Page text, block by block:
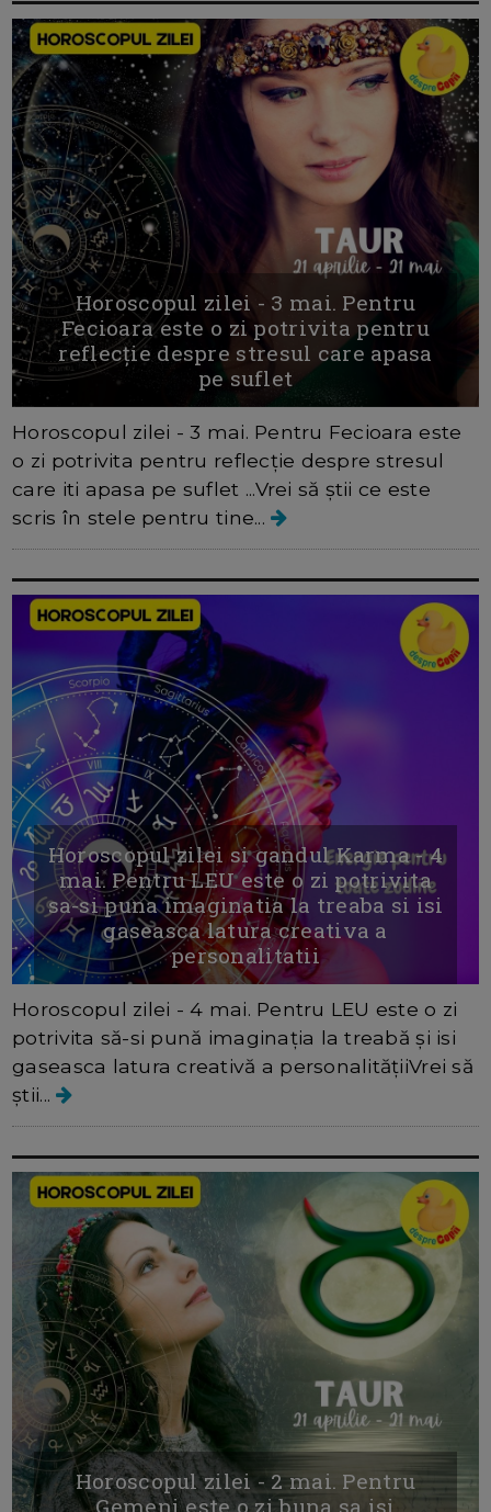
Horoscopul zilei - 3 mai. Pentru
Fecioara este o zi potrivita pentru
reflecție despre stresul care apasa
pe suflet
Horoscopul zilei - 3 mai. Pentru Fecioara este
o zi potrivita pentru reflecție despre stresul
care iti apasa pe suflet ...Vrei să știi ce este
scris în stele pentru tine...
Horoscopul zilei si gandul Karma - 4
mai. Pentru LEU este o zi potrivita
sa-si puna imaginatia la treaba si isi
gaseasca latura creativa a
personalitatii
Horoscopul zilei - 4 mai. Pentru LEU este o zi
potrivita să-si pună imaginația la treabă și isi
gaseasca latura creativă a personalitățiiVrei să
știi...
Horoscopul zilei - 2 mai. Pentru
Gemeni este o zi buna sa isi